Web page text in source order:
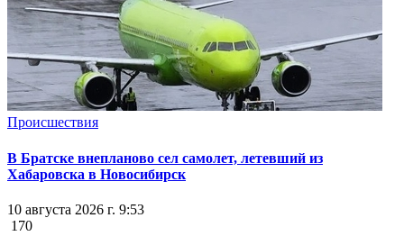
Происшествия
В Братске внепланово сел самолет, летевший из
Хабаровска в Новосибирск
10 августа 2026 г. 9:53
170